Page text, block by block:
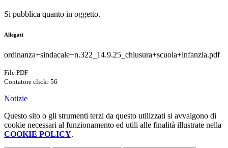
Si pubblica quanto in oggetto.
Allegati
ordinanza+sindacale+n.322_14.9.25_chiusura+scuola+infanzia.pdf
File PDF
Contatore click: 56
Notizie
Questo sito o gli strumenti terzi da questo utilizzati si avvalgono di
cookie necessari al funzionamento ed utili alle finalità illustrate nella
COOKIE POLICY.